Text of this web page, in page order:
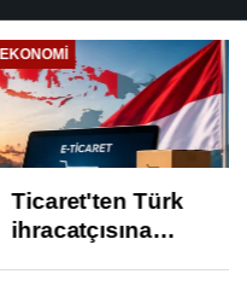
EKONOMI
Ticaret'ten Türk
ihracatçısına